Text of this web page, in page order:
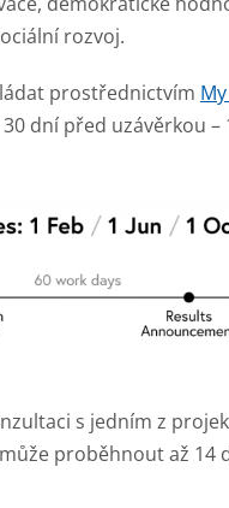
rozvoj.
prostřednictvím
dní před uzávěrkou –
s jedním z
proběhnout až 14